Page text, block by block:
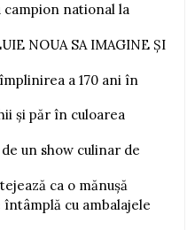
campion national la
NOUA SA IMAGINE ȘI
a 170 ani în
și păr în culoarea
un show culinar de
ca o mănușă
cu ambalajele